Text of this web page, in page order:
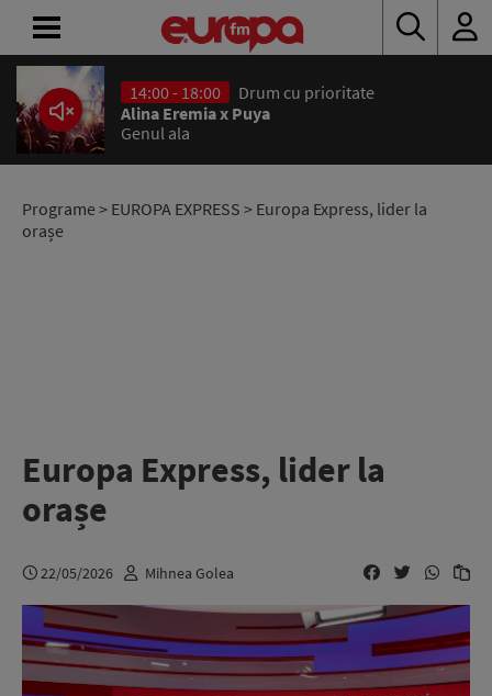
14:00 - 18:00
Drum cu prioritate
Alina Eremia x Puya
Genul ala
Programe> EUROPA EXPRESS > Europa Express, lider la
orașe
Europa Express, lider la
orașe
22/05/2026 Mihnea Golea
ACASĂ
ȘTIRI
RADIO